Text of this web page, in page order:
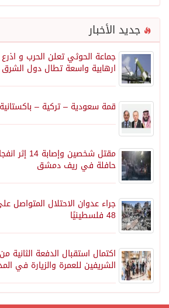
جديد الأخبار
جماعة الحوثي تعلن الحرب و
ارهابية واسعة تطال دول
قمة سعودية – تركية –
مقتل شخصين
حافلة في ريف دمشق
جراء عدوان الاحتلال المتواصل
48 فلسطينيًا
اكتمال استقبال الدفعة
الشريفين للعمرة والزيارة في